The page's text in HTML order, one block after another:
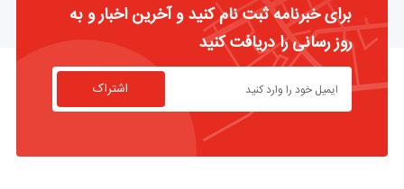
برای خبرنامه ثبت نام کنید و آخرین اخبار و به
روز رسانی را دریافت کنید
اشتراک